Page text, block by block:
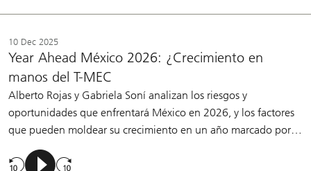
10 Dec 2025
Year Ahead México 2026: ¿Crecimiento en
manos del T-MEC
Alberto Rojas y Gabriela Soní analizan los riesgos y
oportunidades que enfrentará México en 2026, y los factores
que pueden moldear su crecimiento en un año marcado por la
revisión del T-MEC.